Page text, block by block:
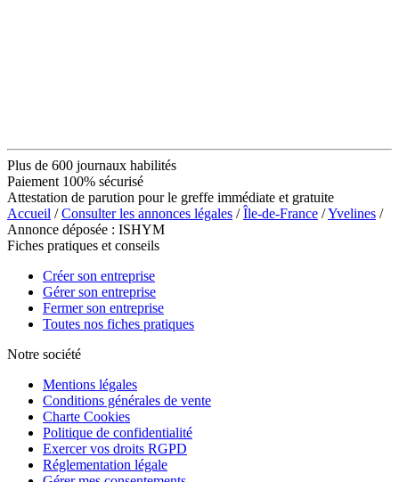
Plus de 600 journaux habilités
Paiement 100% sécurisé
Attestation de parution pour le greffe immédiate et gratuite
Accueil /Consulter les annonces légales /Île-de-France /Yvelines /
Annonce déposée : ISHYM
Fiches pratiques et conseils
Créer son entreprise
Gérer son entreprise
Fermer son entreprise
Toutes nos fiches pratiques
Notre société
Mentions légales
Conditions générales de vente
Charte Cookies
Politique de confidentialité
Exercer vos droits RGPD
Réglementation légale